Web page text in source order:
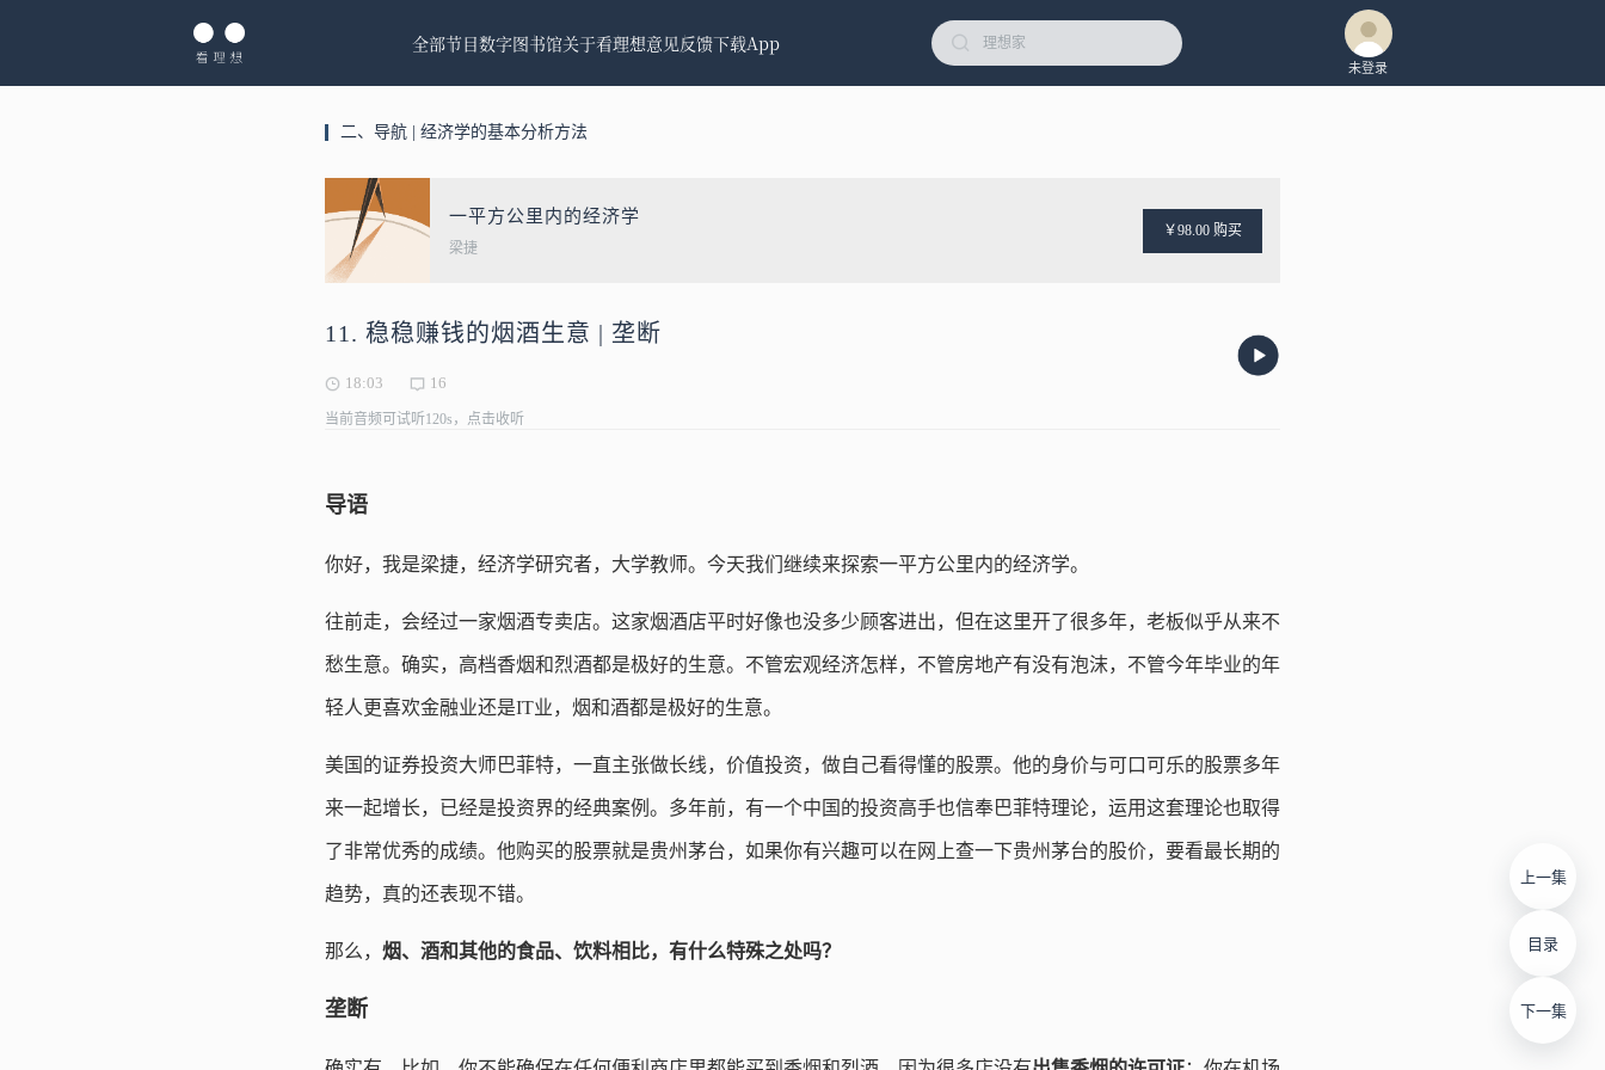
全部节目数字图书馆关于看理想意见反馈下载App
未登录
二、导航 | 经济学的基本分析方法
一平方公里内的经济学
梁捷
￥98.00 购买
11. 稳稳赚钱的烟酒生意 | 垄断
18:03 16
当前音频可试听120s，点击收听
上一集
目录
下一集
导语
你好，我是梁捷，经济学研究者，大学教师。今天我们继续来探索一平方公里内的经济学。
往前走，会经过一家烟酒专卖店。这家烟酒店平时好像也没多少顾客进出，但在这里开了很多年，老板似乎从来不
愁生意。确实，高档香烟和烈酒都是极好的生意。不管宏观经济怎样，不管房地产有没有泡沫，不管今年毕业的年
轻人更喜欢金融业还是IT业，烟和酒都是极好的生意。
美国的证券投资大师巴菲特，一直主张做长线，价值投资，做自己看得懂的股票。他的身价与可口可乐的股票多年
来一起增长，已经是投资界的经典案例。多年前，有一个中国的投资高手也信奉巴菲特理论，运用这套理论也取得
了非常优秀的成绩。他购买的股票就是贵州茅台，如果你有兴趣可以在网上查一下贵州茅台的股价，要看最长期的
趋势，真的还表现不错。
那么， 烟、酒和其他的食品、饮料相比，有什么特殊之处吗？
垄断